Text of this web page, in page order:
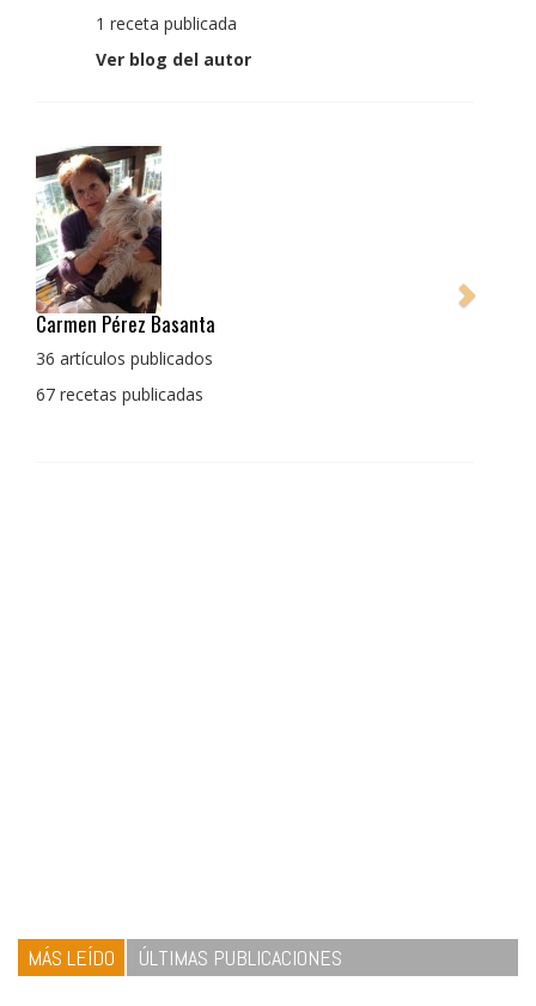
1 receta publicada
Ver blog del autor
Pedro Manuel Collado Cruz
La cocina para mi es producto bien tratado sin
con un toque diferente